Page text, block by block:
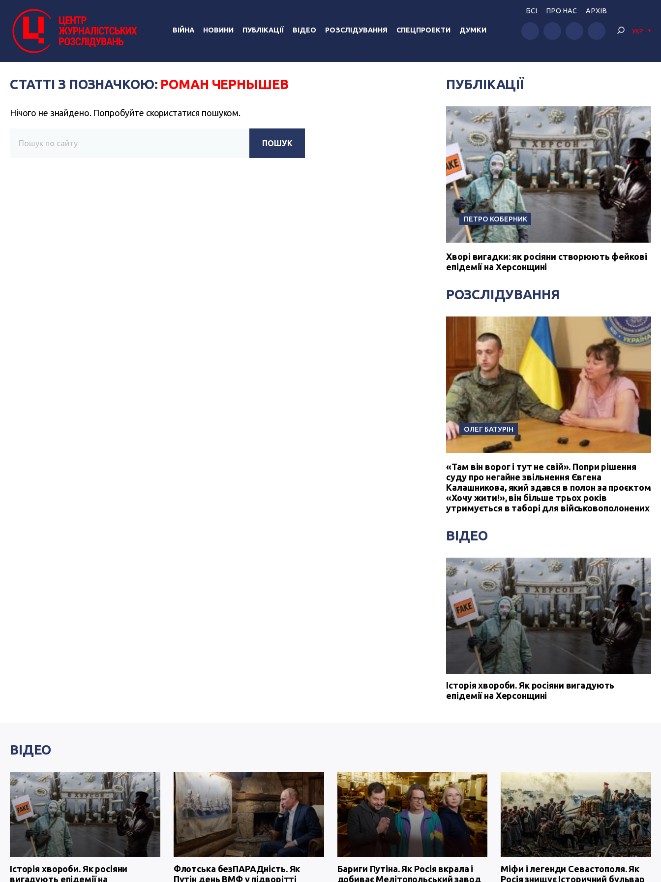
ВІЙНА НОВИНИ ПУБЛІКАЦІЇ ВІДЕО РОЗСЛІДУВАННЯ СПЕЦПРОЕКТИ ДУМКИ
БСІ ПРО НАС АРХІВ
УКР
СТАТТІ З ПОЗНАЧКОЮ: РОМАН ЧЕРНЫШЕВ
Нічого не знайдено. Попробуйте скористатися пошуком.
ПОШУК
ПУБЛІКАЦІЇ
ПЕТРО КОБЕРНИК
Хворі вигадки: як росіяни створюють фейкові
епідемії на Херсонщині
РОЗСЛІДУВАННЯ
ОЛЕГ БАТУРІН
«Там він ворог і тут не свій». Попри рішення
суду про негайне звільнення Євгена
Калашникова, який здався в полон за проєктом
«Хочу жити!», він більше трьох років
утримується в таборі для військовополонених
ВІДЕО
Історія хвороби. Як росіяни вигадують
епідемії на Херсонщині
ВІДЕО
Історія хвороби. Як росіяни
вигадують епідемії на
Флотська безПАРАДність. Як
Путін день ВМФ у підворітті
Бариги Путіна. Як Росія вкрала і
добиває Мелітопольський завод
Міфи і легенди Севастополя. Як
Росія знищує Історичний бульвар